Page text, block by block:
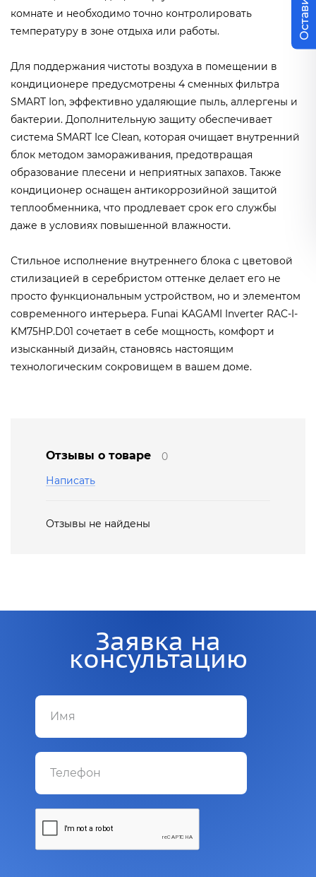
комнате и необходимо точно контролировать
температуру в зоне отдыха или работы.
Для поддержания чистоты воздуха в помещении в
кондиционере предусмотрены 4 сменных фильтра
SMART Ion, эффективно удаляющие пыль, аллергены и
бактерии. Дополнительную защиту обеспечивает
система SMART Ice Clean, которая очищает внутренний
блок методом замораживания, предотвращая
образование плесени и неприятных запахов. Также
кондиционер оснащен антикоррозийной защитой
теплообменника, что продлевает срок его службы
даже в условиях повышенной влажности.
Стильное исполнение внутреннего блока с цветовой
стилизацией в серебристом оттенке делает его не
просто функциональным устройством, но и элементом
современного интерьера. Funai KAGAMI Inverter RAC-I-
KM75HP.D01 сочетает в себе мощность, комфорт и
изысканный дизайн, становясь настоящим
технологическим сокровищем в вашем доме.
Отзывы о товаре
0
Написать
Отзывы не найдены
Заявка на
консультацию